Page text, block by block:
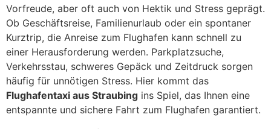
Vorfreude, aber oft auch von Hektik und Stress geprägt.
Ob Geschäftsreise, Familienurlaub oder ein spontaner
Kurztrip, die Anreise zum Flughafen kann schnell zu
einer Herausforderung werden. Parkplatzsuche,
Verkehrsstau, schweres Gepäck und Zeitdruck sorgen
häufig für unnötigen Stress. Hier kommt das
Flughafentaxi aus Straubing ins Spiel, das Ihnen eine
entspannte und sichere Fahrt zum Flughafen garantiert.